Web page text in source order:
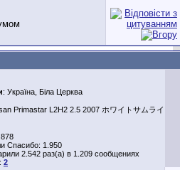
: Україна, Біла Церква
Primastar L2H2 2.5 2007 ホワイトサムライ
Спасибо: 1.950
2.542 раз(а) в 1.209 сообщениях
2